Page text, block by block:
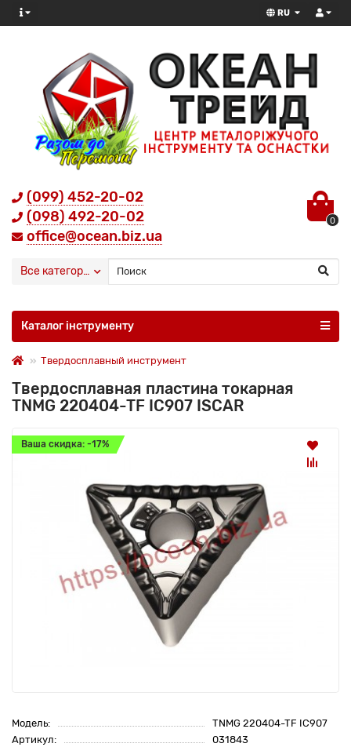
RU
(099) 452-20-02
(098) 492-20-02
office@ocean.biz.ua
0
Все категории
Каталог інструменту
Твердосплавный инструмент
Твердосплавная пластина токарная
TNMG 220404-TF IC907 ISCAR
Ваша скидка: -17%
Модель:
TNMG 220404-TF IC907
Артикул:
031843